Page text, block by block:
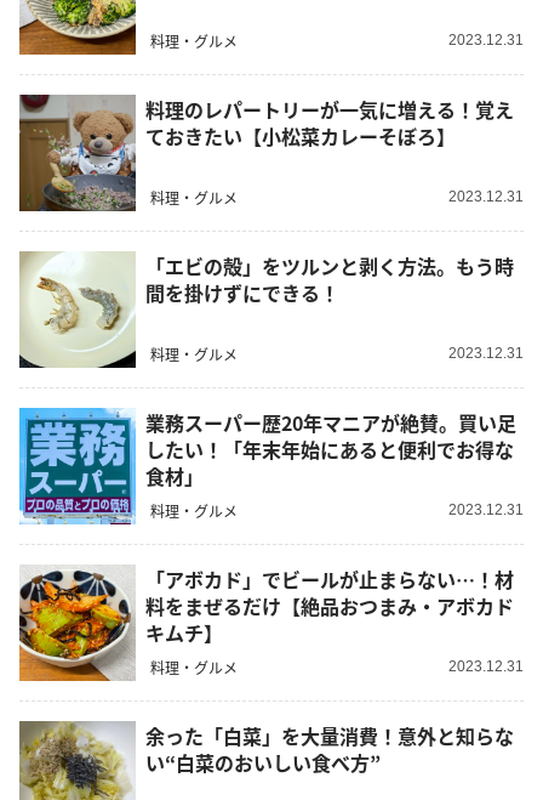
料理・グルメ 2023.12.31
料理のレパートリーが一気に増える！覚え
ておきたい【小松菜カレーそぼろ】
料理・グルメ 2023.12.31
「エビの殻」をツルンと剥く方法。もう時
間を掛けずにできる！
料理・グルメ 2023.12.31
業務スーパー歴20年マニアが絶賛。買い足
したい！「年末年始にあると便利でお得な
食材」
料理・グルメ 2023.12.31
「アボカド」でビールが止まらない…！材
料をまぜるだけ【絶品おつまみ・アボカド
キムチ】
料理・グルメ 2023.12.31
余った「白菜」を大量消費！意外と知らな
い“白菜のおいしい食べ方”